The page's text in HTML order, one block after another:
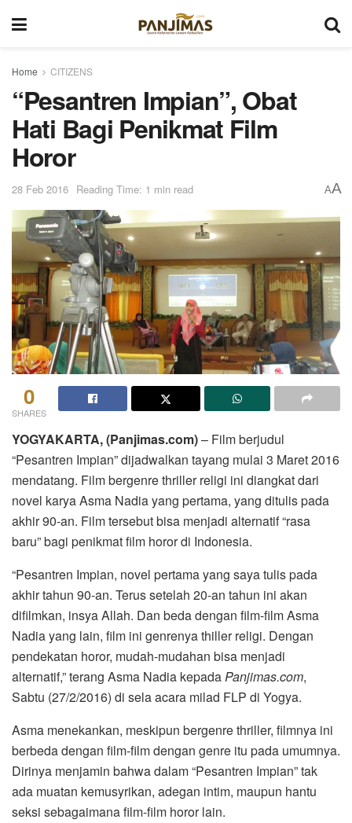
Home CITIZENS
“Pesantren Impian”, Obat
Hati Bagi Penikmat Film
Horor
28 Feb 2016 Reading Time: 1 min read AA
0
SHARES
YOGYAKARTA, (Panjimas.com)– Film berjudul
“Pesantren Impian” dijadwalkan tayang mulai 3 Maret 2016
mendatang. Film bergenre thriller religi ini diangkat dari
novel karya Asma Nadia yang pertama, yang ditulis pada
akhir 90-an. Film tersebut bisa menjadi alternatif “rasa
baru” bagi penikmat film horor di Indonesia.
“Pesantren Impian, novel pertama yang saya tulis pada
akhir tahun 90-an. Terus setelah 20-an tahun ini akan
difilmkan, insya Allah. Dan beda dengan film-film Asma
Nadia yang lain, film ini genrenya thiller religi. Dengan
pendekatan horor, mudah-mudahan bisa menjadi
alternatif,” terang Asma Nadia kepadaPanjimas.com,
Sabtu (27/2/2016) di sela acara milad FLP di Yogya.
Asma menekankan, meskipun bergenre thriller, filmnya ini
berbeda dengan film-film dengan genre itu pada umumnya.
Dirinya menjamin bahwa dalam “Pesantren Impian” tak
ada muatan kemusyrikan, adegan intim, maupun hantu
seksi sebagaimana film-film horor lain.